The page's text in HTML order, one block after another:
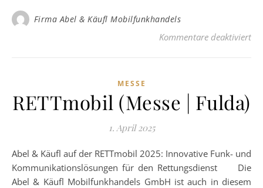
Firma Abel & Käufl Mobilfunkhandels
Kommentare deaktiviertfür
MESSE
RETTmobil (Messe | Fulda)
1. April 2025
Abel & Käufl auf der RETTmobil 2025: Innovative Funk- und
Kommunikationslösungen für den Rettungsdienst Die
Abel & Käufl Mobilfunkhandels GmbH ist auch in diesem